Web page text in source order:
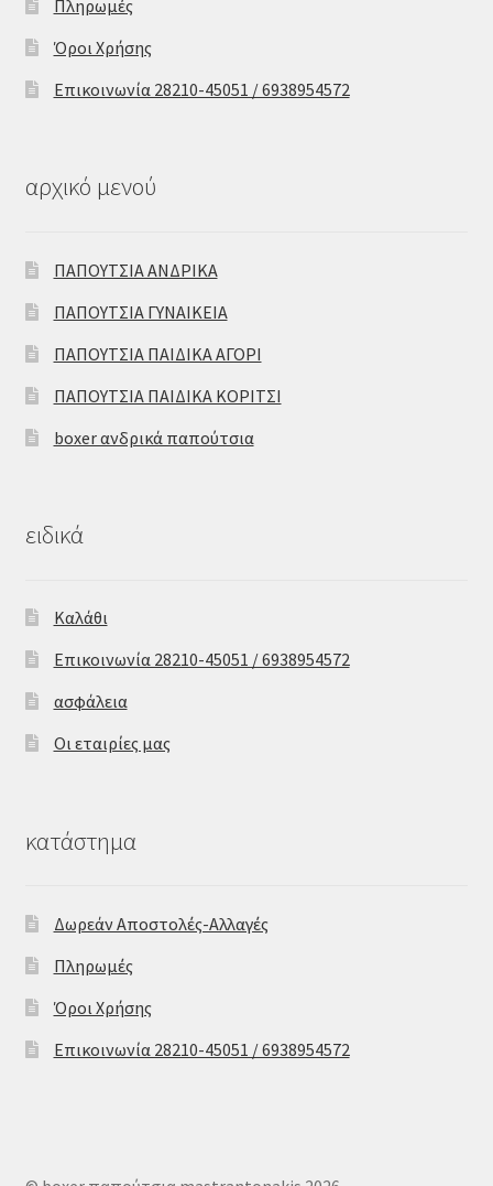
Πληρωμές
Όροι Χρήσης
Επικοινωνία 28210-45051 / 6938954572
αρχικό μενού
ΠΑΠΟΥΤΣΙΑ ΑΝΔΡΙΚΑ
ΠΑΠΟΥΤΣΙΑ ΓΥΝΑΙΚΕΙΑ
ΠΑΠΟΥΤΣΙΑ ΠΑΙΔΙΚΑ ΑΓΟΡΙ
ΠΑΠΟΥΤΣΙΑ ΠΑΙΔΙΚΑ ΚΟΡΙΤΣΙ
boxer ανδρικά παπούτσια
ειδικά
Καλάθι
Επικοινωνία 28210-45051 / 6938954572
ασφάλεια
Οι εταιρίες μας
κατάστημα
Δωρεάν Αποστολές-Αλλαγές
Πληρωμές
Όροι Χρήσης
Επικοινωνία 28210-45051 / 6938954572